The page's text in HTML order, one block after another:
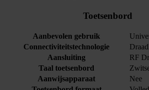
Toetsenbord
Aanbevolen gebruik
Connectiviteitstechnologie
Aansluiting
RF
Taal toetsenbord
Aanwijsapparaat
Nee